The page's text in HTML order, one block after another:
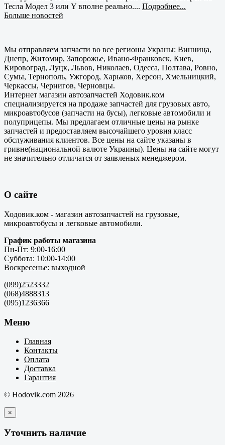
Тесла Модел 3 или Y вполне реально.... Подробнее...
Больше новостей
Мы отправляем запчасти во все регионы Украны: Винница,
Днепр, Житомир, Запорожье, Ивано-Франковск, Киев,
Кировоград, Луцк, Львов, Николаев, Одесса, Полтава, Ровно,
Сумы, Тернополь, Ужгород, Харьков, Херсон, Хмельницкий,
Черкассы, Чернигов, Черновцы.
Интернет магазин автозапчастей Ходовик.ком
специализируется на продаже запчастей для грузовых авто,
микроавтобусов (запчасти на бусы), легковые автомобили и
полуприцепы. Мы предлагаем отличные цены на рынке
запчастей и предоставляем высочайшего уровня класс
обслуживания клиентов. Все цены на сайте указаны в
гривне(национальной валюте Украины). Цены на сайте могут
не значительно отличатся от заявленых менеджером.
О сайте
Ходовик.ком - магазин автозапчастей на грузовые,
микроавтобусы и легковые автомобили.
График работы магазина
Пн-Пт: 9:00-16:00
Суббота: 10:00-14:00
Воскресенье: выходной
(099)2523332
(068)4888313
(095)1236366
Меню
Главная
Контакты
Оплата
Доставка
Гарантия
© Hodovik.com 2026
×
Уточнить наличие